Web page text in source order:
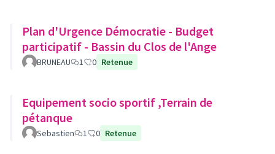
Plan d'Urgence Démocratie - Budget
participatif - Bassin du Clos de l'Ange
BRUNEAU 1 0 Retenue
Equipement socio sportif ,Terrain de
pétanque
Sebastien 1 0 Retenue